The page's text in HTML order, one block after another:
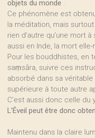
objets du monde .
Ce phénomène est
la méditation, mais
rien d’autre qu’une mort
aussi en Inde, la mort elle-
Pour les bouddhistes, en
saṃsāra, suivre ces
absorbé dans sa
supérieure à toute autre
C’est aussi donc celle du
L’Éveil peut être donc
Maintenu dans la claire